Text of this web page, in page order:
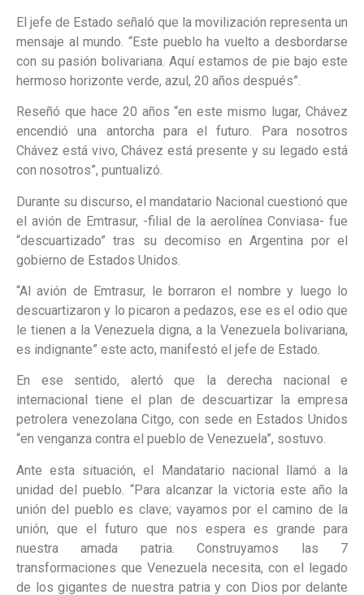
El jefe de Estado señaló que la movilización representa un
mensaje al mundo. “Este pueblo ha vuelto a desbordarse
con su pasión bolivariana. Aquí estamos de pie bajo este
hermoso horizonte verde, azul, 20 años después”.
Reseñó que hace 20 años “en este mismo lugar, Chávez
encendió una antorcha para el futuro. Para nosotros
Chávez está vivo, Chávez está presente y su legado está
con nosotros”, puntualizó.
Durante su discurso, el mandatario Nacional cuestionó que
el avión de Emtrasur, -filial de la aerolínea Conviasa- fue
“descuartizado” tras su decomiso en Argentina por el
gobierno de Estados Unidos.
“Al avión de Emtrasur, le borraron el nombre y luego lo
descuartizaron y lo picaron a pedazos, ese es el odio que
le tienen a la Venezuela digna, a la Venezuela bolivariana,
es indignante” este acto, manifestó el jefe de Estado.
En ese sentido, alertó que la derecha nacional e
internacional tiene el plan de descuartizar la empresa
petrolera venezolana Citgo, con sede en Estados Unidos
“en venganza contra el pueblo de Venezuela”, sostuvo.
Ante esta situación, el Mandatario nacional llamó a la
unidad del pueblo. “Para alcanzar la victoria este año la
unión del pueblo es clave; vayamos por el camino de la
unión, que el futuro que nos espera es grande para
nuestra amada patria. Construyamos las 7
transformaciones que Venezuela necesita, con el legado
de los gigantes de nuestra patria y con Dios por delante